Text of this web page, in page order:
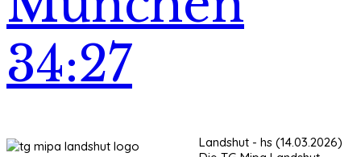
34:27
Landshut - hs (14.03.2026)